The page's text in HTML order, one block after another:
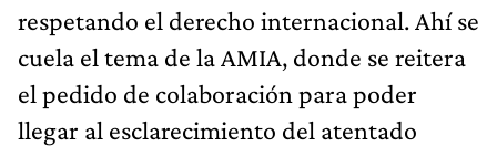
respetando el derecho internacional. Ahí se
cuela el tema de la AMIA, donde se reitera
el pedido de colaboración para poder
llegar al esclarecimiento del atentado